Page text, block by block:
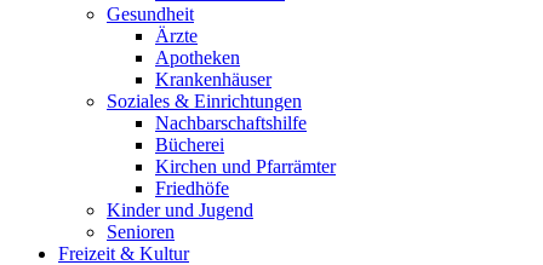
Gesundheit
Ärzte
Apotheken
Krankenhäuser
Soziales & Einrichtungen
Nachbarschaftshilfe
Bücherei
Kirchen und Pfarrämter
Friedhöfe
Kinder und Jugend
Senioren
Freizeit & Kultur